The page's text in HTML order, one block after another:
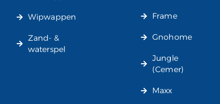
Wipwappen
Zand- &
waterspel
Frame
Gnohome
Jungle
(Cemer)
Maxx